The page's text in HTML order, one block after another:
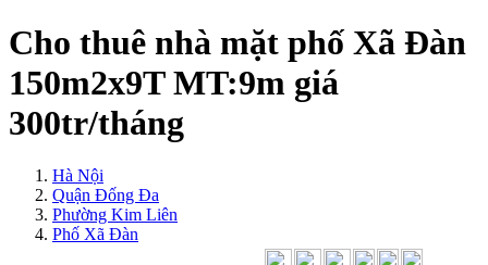
Cho thuê nhà mặt phố Xã Đàn
150m2x9T MT:9m giá
300tr/tháng
Hà Nội
Quận Đống Đa
Phường Kim Liên
Phố Xã Đàn